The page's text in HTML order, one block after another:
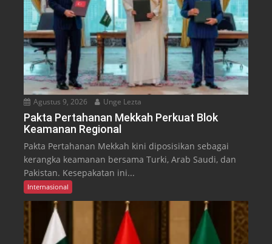
Agustus 9, 2026 Unge Lezta
Pakta Pertahanan Mekkah Perkuat Blok
Keamanan Regional
Pakta Pertahanan Mekkah kini diposisikan sebagai
kerangka keamanan bersama Turki, Arab Saudi, dan
Pakistan. Kesepakatan ini...
Internasional